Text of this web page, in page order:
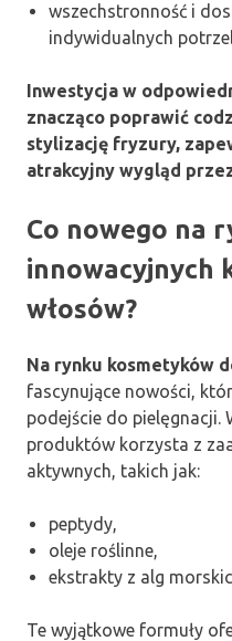
wszechstronność i
indywidualnych
Inwestycja w
znacząco poprawić
stylizację fryzury,
atrakcyjny wygląd
Co nowego na
innowacyjnych
włosów?
Na rynku kosmetyków
fascynujące nowości,
podejście do pielęgnacji.
produktów korzysta z
aktywnych, takich jak:
peptydy,
oleje roślinne,
ekstrakty z alg
Te wyjątkowe formuły